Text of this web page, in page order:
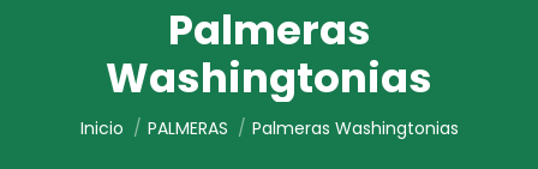
Palmeras
Washingtonias
Estás aquí:
Inicio PALMERAS Palmeras Washingtonias